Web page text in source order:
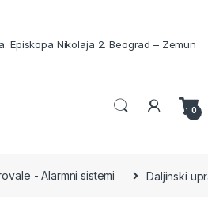
Episkopa Nikolaja 2. Beograd – Zemun
0
- Alarmni sistemi Daljinski